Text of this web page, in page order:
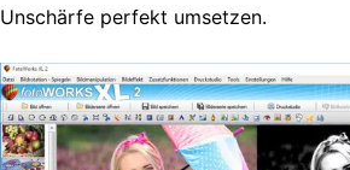
Unschärfe perfekt umsetzen.